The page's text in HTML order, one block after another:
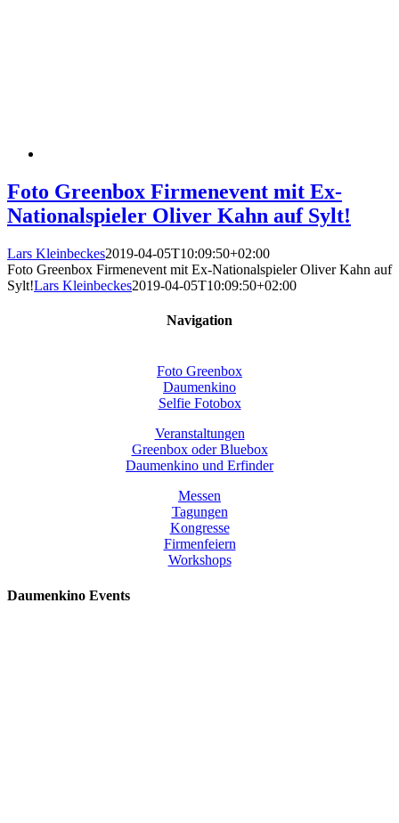
Foto Greenbox Firmenevent mit Ex-
Nationalspieler Oliver Kahn auf Sylt!
Lars Kleinbeckes2019-04-05T10:09:50+02:00
Foto Greenbox Firmenevent mit Ex-Nationalspieler Oliver Kahn auf
Sylt!Lars Kleinbeckes2019-04-05T10:09:50+02:00
Navigation
Foto Greenbox
Daumenkino
Selfie Fotobox
Veranstaltungen
Greenbox oder Bluebox
Daumenkino und Erfinder
Messen
Tagungen
Kongresse
Firmenfeiern
Workshops
Daumenkino Events